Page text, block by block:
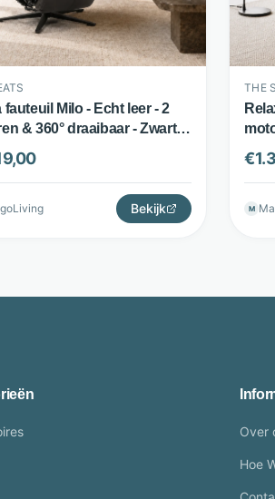
fauteuil Milo - Echt leer - 2
& 360° draaibaar - Zwart -
Bekijk
THE
€
M
Over
Hoe